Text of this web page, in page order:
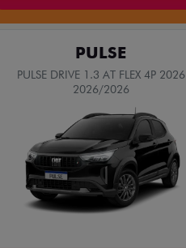
PULSE
PULSE DRIVE 1.3 AT FLEX 4P 2026
2026/2026